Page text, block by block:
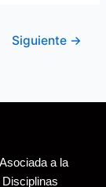
Siguiente →
a la